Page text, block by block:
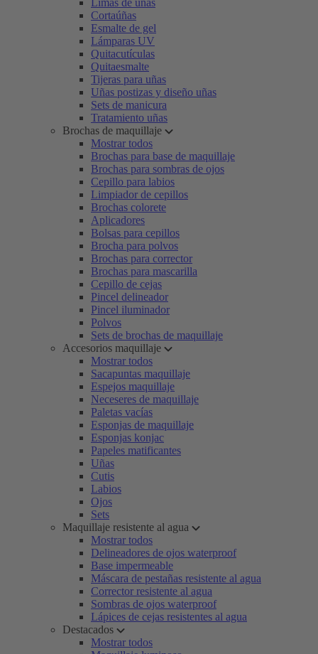
Limas de uñas
Cortaúñas
Esmalte de gel
Lámparas UV
Quitacutículas
Quitaesmalte
Tijeras para uñas
Uñas postizas y diseño uñas
Sets de manicura
Tratamiento uñas
Brochas de maquillaje
Mostrar todos
Brochas para base de maquillaje
Brochas para sombras de ojos
Cepillo para labios
Limpiador de cepillos
Brochas colorete
Aplicadores
Bolsas para cepillos
Brocha para polvos
Brochas para corrector
Brochas para mascarilla
Cepillo de cejas
Pincel delineador
Pincel iluminador
Polvos
Sets de brochas de maquillaje
Accesorios maquillaje
Mostrar todos
Sacapuntas maquillaje
Espejos maquillaje
Neceseres de maquillaje
Paletas vacías
Esponjas de maquillaje
Esponjas konjac
Papeles matificantes
Uñas
Cutis
Labios
Ojos
Sets
Maquillaje resistente al agua
Mostrar todos
Delineadores de ojos waterproof
Base impermeable
Máscara de pestañas resistente al agua
Corrector resistente al agua
Sombras de ojos waterproof
Lápices de cejas resistentes al agua
Destacados
Mostrar todos